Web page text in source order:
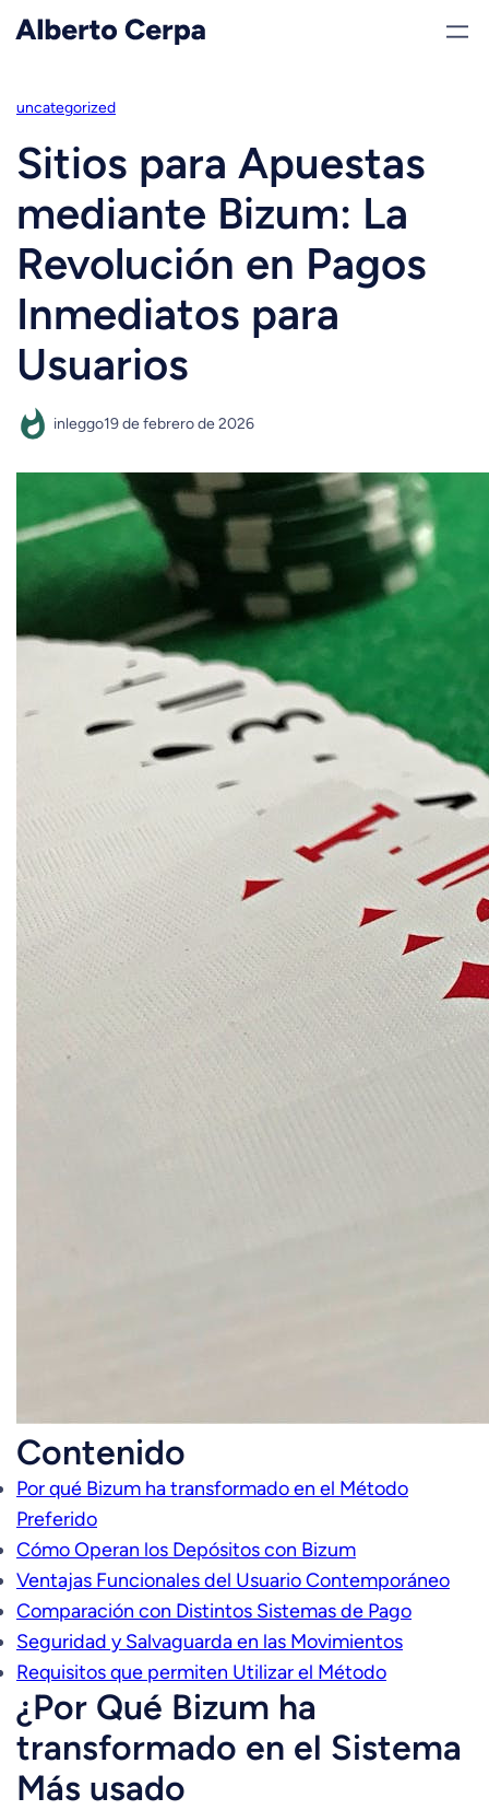
Saltar
uncategorized
Sitios para Apuestas
mediante Bizum: La
Revolución en Pagos
Inmediatos para
Usuarios
inleggo19 de febrero de 2026
Contenido
Por qué Bizum ha transformado en el Método
Preferido
Cómo Operan los Depósitos con Bizum
Ventajas Funcionales del Usuario Contemporáneo
Comparación con Distintos Sistemas de Pago
Seguridad y Salvaguarda en las Movimientos
Requisitos que permiten Utilizar el Método
¿Por Qué Bizum ha
transformado en el Sistema
Más usado